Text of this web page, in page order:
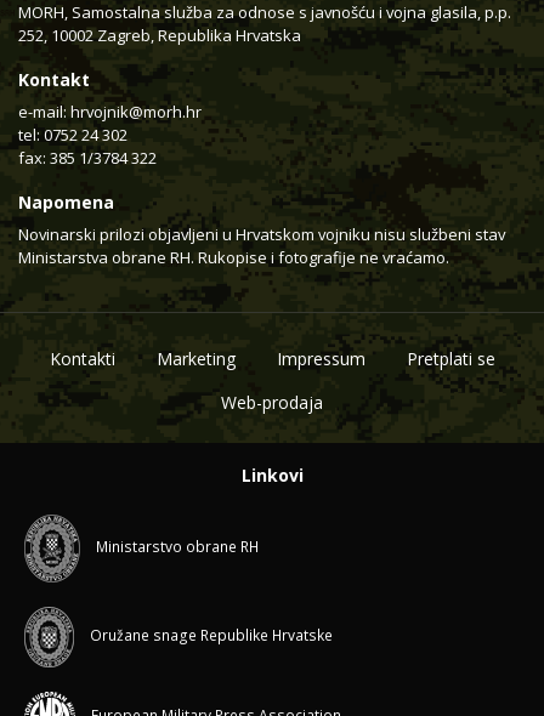
MORH, Samostalna služba za odnose s javnošću i vojna glasila, p.p.
252, 10002 Zagreb, Republika Hrvatska
Kontakt
e-mail: hrvojnik@morh.hr
tel: 0752 24 302
fax: 385 1/3784 322
Napomena
Novinarski prilozi objavljeni u Hrvatskom vojniku nisu službeni stav
Ministarstva obrane RH. Rukopise i fotografije ne vraćamo.
Kontakti Marketing Impressum
Pretplati se
Web-prodaja
Linkovi
Ministarstvo obrane RH
Oružane snage Republike Hrvatske